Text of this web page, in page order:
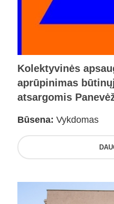
Kolektyvinės
aprūpinimas
atsargomis
Būsena: Vykdomas